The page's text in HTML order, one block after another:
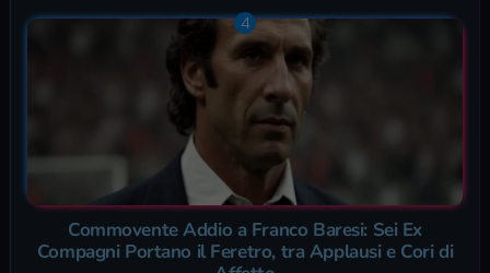
Commovente Addio a Franco Baresi: Sei Ex
Compagni Portano il Feretro, tra Applausi e Cori di